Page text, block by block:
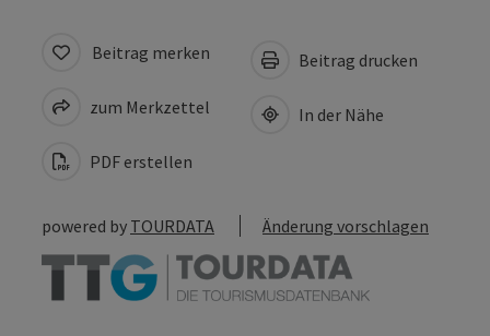
Beitrag merken
zum Merkzettel
PDF erstellen
Beitrag drucken
In der Nähe
powered by TOURDATA Änderung vorschlagen